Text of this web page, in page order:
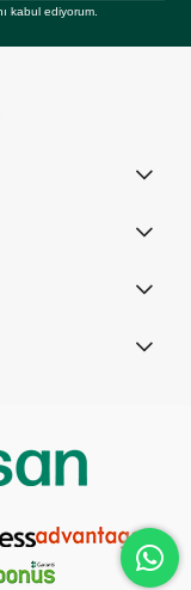
kabul ediyorum.